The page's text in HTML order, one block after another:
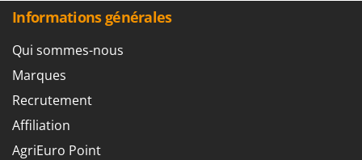
Informations générales
Qui sommes-nous
Marques
Recrutement
Affiliation
AgriEuro Point